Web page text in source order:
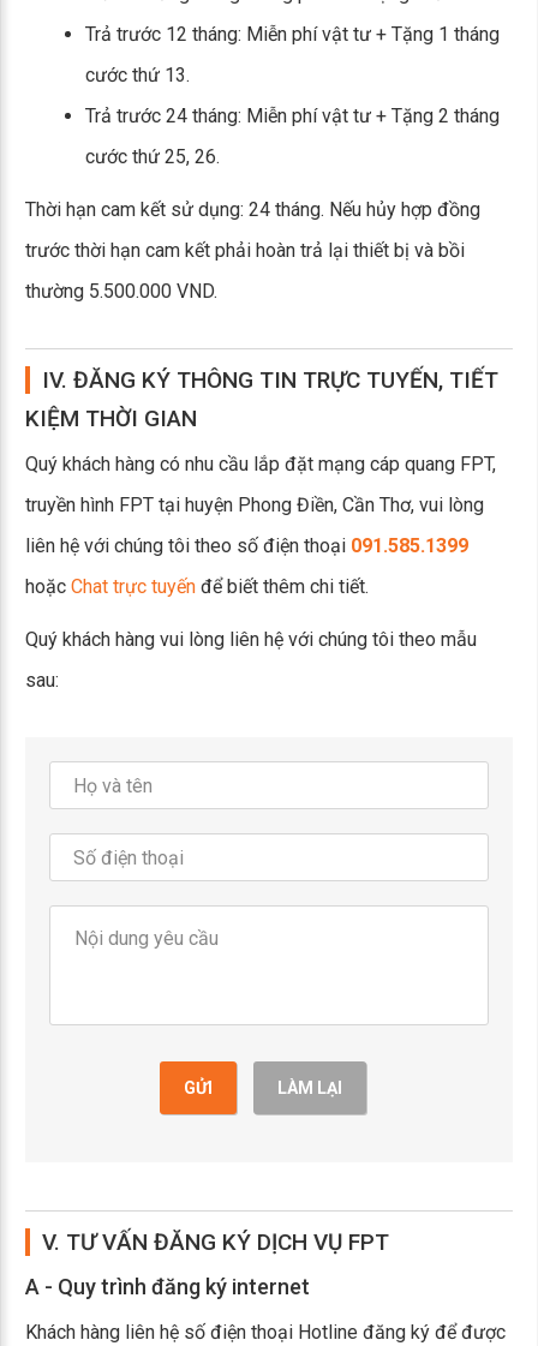
Trả trước 12 tháng: Miễn phí vật tư + Tặng 1 tháng
cước thứ 13.
Trả trước 24 tháng: Miễn phí vật tư + Tặng 2 tháng
cước thứ 25, 26.
Thời hạn cam kết sử dụng: 24 tháng. Nếu hủy hợp đồng
trước thời hạn cam kết phải hoàn trả lại thiết bị và bồi
thường 5.500.000 VND.
IV. ĐĂNG KÝ THÔNG TIN TRỰC TUYẾN, TIẾT
KIỆM THỜI GIAN
Quý khách hàng có nhu cầu lắp đặt mạng cáp quang FPT,
truyền hình FPT tại huyện Phong Điền, Cần Thơ, vui lòng
liên hệ với chúng tôi theo số điện thoại 091.585.1399
hoặc Chat trực tuyến để biết thêm chi tiết.
Quý khách hàng vui lòng liên hệ với chúng tôi theo mẫu
sau:
GỬI LÀM LẠI
V. TƯ VẤN ĐĂNG KÝ DỊCH VỤ FPT
A - Quy trình đăng ký internet
Khách hàng liên hệ số điện thoại Hotline đăng ký để được